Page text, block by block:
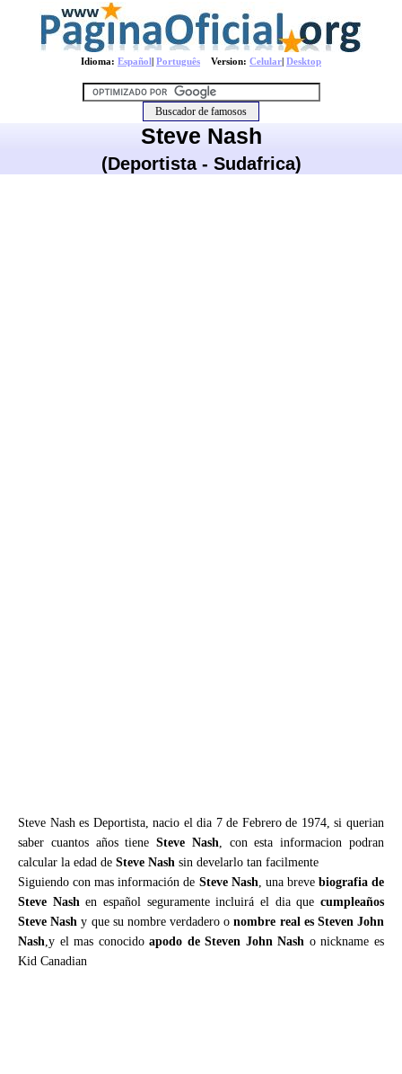
Idioma: Español| Português Version: Celular| Desktop
Steve Nash
(Deportista - Sudafrica)
Steve Nash es Deportista, nacio el dia 7 de Febrero de 1974, si querian
saber cuantos años tieneSteve Nash, con esta informacion podran
calcular la edad de Steve Nash sin develarlo tan facilmente
Siguiendo con mas información de Steve Nash, una breve biografia de
Steve Nashen español seguramente incluirá el dia quecumpleaños
Steve Nash y que su nombre verdadero onombre real es Steven John
Nash,y el mas conocidoapodo de Steven John Nash o nickname es
Kid Canadian